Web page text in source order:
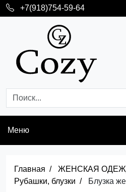
+7(918)754-59-64
Меню
Главная
ЖЕНСКАЯ
Рубашки, блузки
Блузка